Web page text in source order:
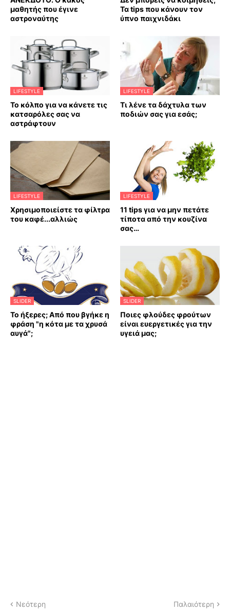
μαθητής που έγινε
αστροναύτης
Τα tips που κάνουν τον
ύπνο παιχνιδάκι
LIFESTYLE
Το κόλπο για να κάνετε τις
κατσαρόλες σας να
αστράφτουν
LIFESTYLE
Τι λένε τα δάχτυλα των
ποδιών σας για εσάς;
LIFESTYLE
Χρησιμοποιείστε τα φίλτρα
του καφέ...αλλιώς
LIFESTYLE
11 tips για να μην πετάτε
τίποτα από την κουζίνα
σας…
SLIDER
Το ήξερες; Από που βγήκε η
φράση "η κότα με τα χρυσά
αυγά";
SLIDER
Ποιες φλούδες φρούτων
είναι ευεργετικές για την
υγειά μας;
Νεότερη Παλαιότερη